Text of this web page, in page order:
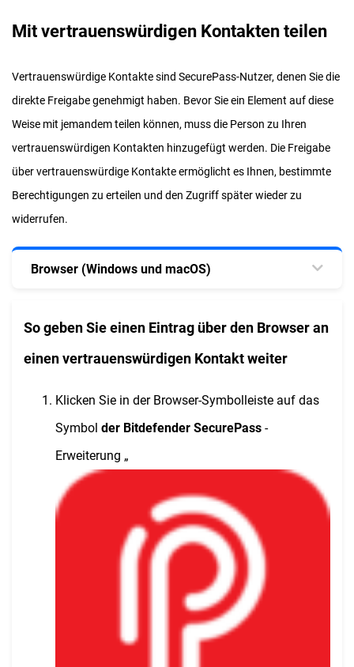
Mit vertrauenswürdigen Kontakten teilen
Vertrauenswürdige Kontakte sind SecurePass-Nutzer, denen Sie die
direkte Freigabe genehmigt haben. Bevor Sie ein Element auf diese
Weise mit jemandem teilen können, muss die Person zu Ihren
vertrauenswürdigen Kontakten hinzugefügt werden. Die Freigabe
über vertrauenswürdige Kontakte ermöglicht es Ihnen, bestimmte
Berechtigungen zu erteilen und den Zugriff später wieder zu
widerrufen.
Browser (Windows und macOS)
So geben Sie einen Eintrag über den Browser an
einen vertrauenswürdigen Kontakt weiter
Klicken Sie in der Browser-Symbolleiste auf das
Symbol der Bitdefender SecurePass -
Erweiterung „